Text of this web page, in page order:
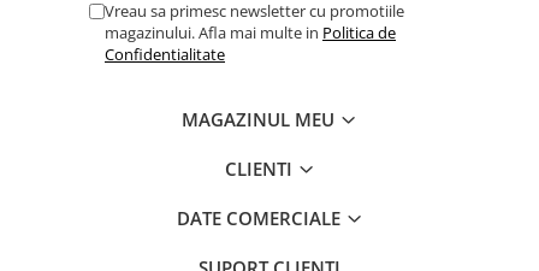
Vreau sa primesc newsletter cu promotiile
magazinului. Afla mai multe in Politica de
Confidentialitate
MAGAZINUL MEU
CLIENTI
DATE COMERCIALE